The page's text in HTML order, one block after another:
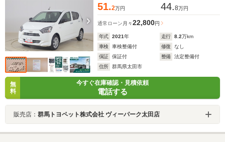
51.2万円 44.8万円
通常ローン 月々22,800円
年式 2021年 走行 8.2万km
車検
車検整備付 修復
なし
保証
保証付 整備
法定整備付
住所
群馬県太田市
無
料
今すぐ在庫確認・見積依頼
電話する
販売店： 群馬トヨペット株式会社 ヴィーパーク太田店